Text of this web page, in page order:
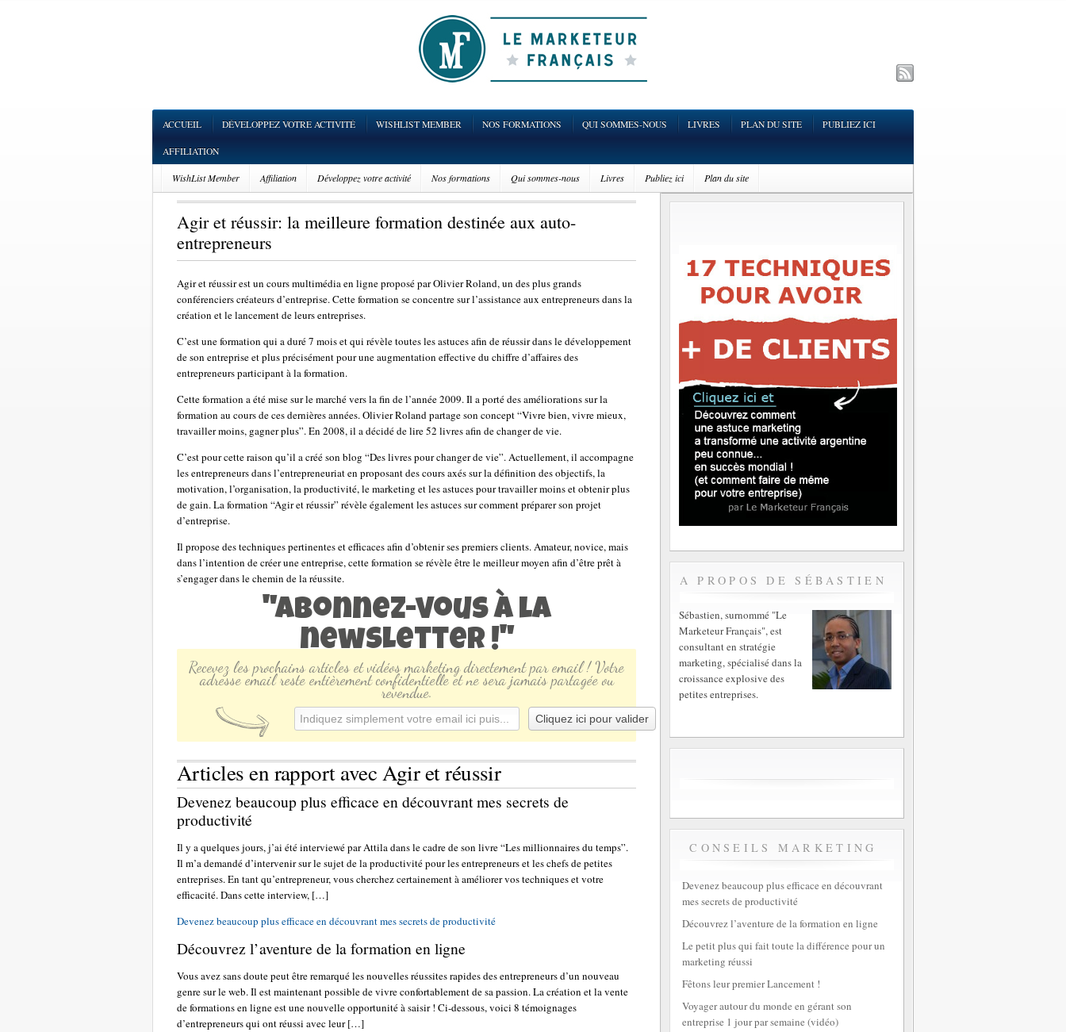
ACCUEIL DÉVELOPPEZ VOTRE ACTIVITÉ WISHLIST MEMBER NOS FORMATIONS QUI SOMMES-NOUS LIVRES PLAN DU SITE PUBLIEZ ICI
AFFILIATION
WishList Member Affiliation Développez votre activité Nos formations Qui sommes-nous Livres Publiez ici Plan du site
Agir et réussir: la meilleure formation destinée aux auto-
entrepreneurs
Agir et réussir est un cours multimédia en ligne proposé par Olivier Roland, un des plus grands
conférenciers créateurs d’entreprise. Cette formation se concentre sur l’assistance aux entrepreneurs dans la
création et le lancement de leurs entreprises.
C’est une formation qui a duré 7 mois et qui révèle toutes les astuces afin de réussir dans le développement
de son entreprise et plus précisément pour une augmentation effective du chiffre d’affaires des
entrepreneurs participant à la formation.
Cette formation a été mise sur le marché vers la fin de l’année 2009. Il a porté des améliorations sur la
formation au cours de ces dernières années. Olivier Roland partage son concept “Vivre bien, vivre mieux,
travailler moins, gagner plus”. En 2008, il a décidé de lire 52 livres afin de changer de vie.
C’est pour cette raison qu’il a créé son blog “Des livres pour changer de vie”. Actuellement, il accompagne
les entrepreneurs dans l’entrepreneuriat en proposant des cours axés sur la définition des objectifs, la
motivation, l’organisation, la productivité, le marketing et les astuces pour travailler moins et obtenir plus
de gain. La formation “Agir et réussir” révèle également les astuces sur comment préparer son projet
d’entreprise.
Il propose des techniques pertinentes et efficaces afin d’obtenir ses premiers clients. Amateur, novice, mais
dans l’intention de créer une entreprise, cette formation se révèle être le meilleur moyen afin d’être prêt à
s’engager dans le chemin de la réussite.
"Abonnez-vous à la
newsletter !"
Recevez les prochains articles et vidéos marketing directement par email ! Votre
adresse email reste entièrement confidentielle et ne sera jamais partagée ou
revendue.
Articles en rapport avec Agir et réussir
Devenez beaucoup plus efficace en découvrant mes secrets de
productivité
Il y a quelques jours, j’ai été interviewé par Attila dans le cadre de son livre “Les millionnaires du temps”.
Il m’a demandé d’intervenir sur le sujet de la productivité pour les entrepreneurs et les chefs de petites
entreprises. En tant qu’entrepreneur, vous cherchez certainement à améliorer vos techniques et votre
efficacité. Dans cette interview, […]
Devenez beaucoup plus efficace en découvrant mes secrets de productivité
Découvrez l’aventure de la formation en ligne
Vous avez sans doute peut être remarqué les nouvelles réussites rapides des entrepreneurs d’un nouveau
genre sur le web. Il est maintenant possible de vivre confortablement de sa passion. La création et la vente
de formations en ligne est une nouvelle opportunité à saisir ! Ci-dessous, voici 8 témoignages
d’entrepreneurs qui ont réussi avec leur […]
A PROPOS DE SÉBASTIEN
Sébastien, surnommé "Le
Marketeur Français", est
consultant en stratégie
marketing, spécialisé dans la
croissance explosive des
petites entreprises.
CONSEILS MARKETING
Devenez beaucoup plus efficace en découvrant
mes secrets de productivité
Découvrez l’aventure de la formation en ligne
Le petit plus qui fait toute la différence pour un
marketing réussi
Fêtons leur premier Lancement !
Voyager autour du monde en gérant son
entreprise 1 jour par semaine (vidéo)